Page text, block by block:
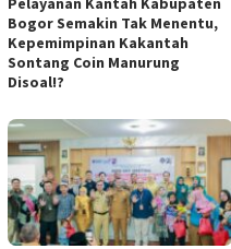
Bogor Semakin Tak Menentu,
Kepemimpinan Kakantah
Sontang Coin Manurung
Disoal!?